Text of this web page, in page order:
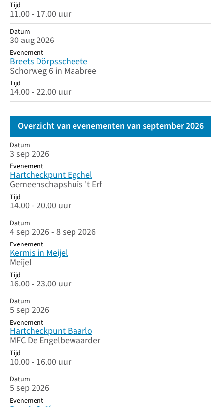
Tijd
11.00 - 17.00 uur
Datum
30 aug 2026
Evenement
Breets Dörpsscheete
Schorweg 6 in Maabree
Tijd
14.00 - 22.00 uur
Overzicht van evenementen van september 2026
Datum
Datum
3 sep 2026
Evenement
Hartcheckpunt Egchel
Gemeenschapshuis 't Erf
Tijd
14.00 - 20.00 uur
Datum
4 sep 2026 - 8 sep 2026
Evenement
Kermis in Meijel
Meijel
Tijd
16.00 - 23.00 uur
Datum
5 sep 2026
Evenement
Hartcheckpunt Baarlo
MFC De Engelbewaarder
Tijd
10.00 - 16.00 uur
Datum
5 sep 2026
Evenement